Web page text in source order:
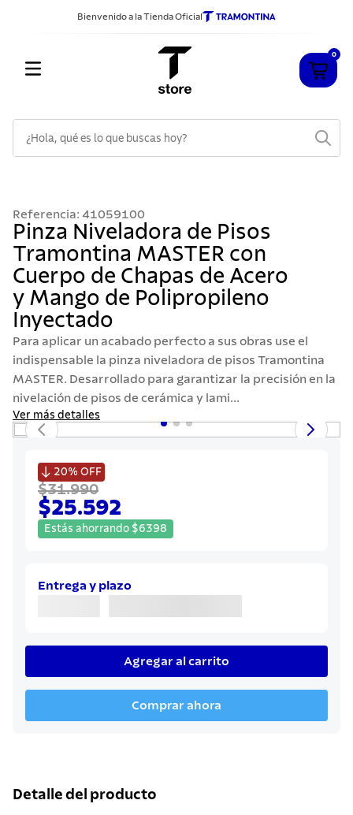
Bienvenido a la Tienda Oficial
0
Referencia: 41059100
Pinza Niveladora de Pisos
Tramontina MASTER con
Cuerpo de Chapas de Acero
y Mango de Polipropileno
Inyectado
Para aplicar un acabado perfecto a sus obras use el
indispensable la pinza niveladora de pisos Tramontina
MASTER. Desarrollado para garantizar la precisión en la
nivelación de pisos de cerámica y lami...
Ver más detalles
 20% OFF
$31.990
$25.592
Estás ahorrando $6398
Entrega y plazo
Agregar al carrito
Comprar ahora
Detalle del producto
2.
sarten
3.
cubiertos
4.
ollas
5
acero inoxidable
6.
grano
7.
442
solar
9.
cuchillo